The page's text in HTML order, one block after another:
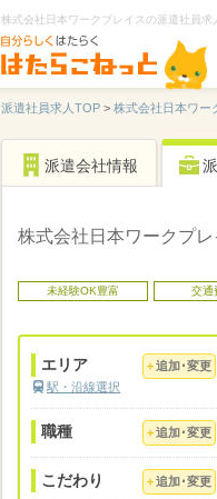
株式会社日本ワークプレイスの派遣社員求
派遣社員求人TOP > 株式会社日本ワー
派遣会社情報
株式会社日本ワークプレ
未経験OK豊富 交通
エリア
駅・沿線選択
追加･変更
職種 追加･変更
こだわり 追加･変更